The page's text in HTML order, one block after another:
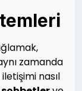
zamanda
nasıl